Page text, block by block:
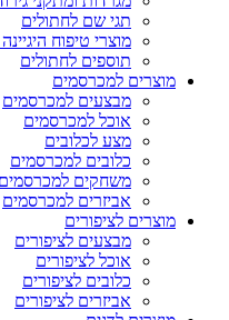
תגי שם לחתולים
מוצרי טיפוח
תוספים לחתולים
מוצרים למכרסמים
מבצעים למכרסמים
אוכל למכרסמים
מצע לכלובים
כלובים למכרסמים
משחקים למכרסמים
אביזרים למכרסמים
מוצרים לציפורים
מבצעים לציפורים
אוכל לציפורים
כלובים לציפורים
אביזרים לציפורים